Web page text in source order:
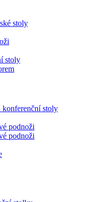
stoly
stoly
konferenční stoly
podnoži
podnoži